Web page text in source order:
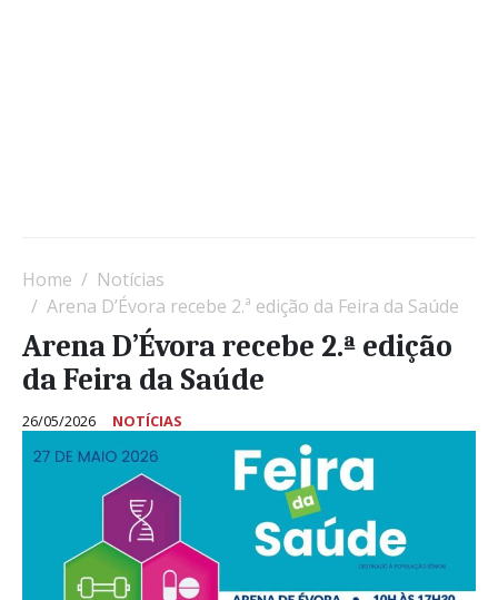
Home
Notícias
Arena D’Évora recebe 2.ª edição da Feira da Saúde
Arena D’Évora recebe 2.ª edição
da Feira da Saúde
26/05/2026 NOTÍCIAS